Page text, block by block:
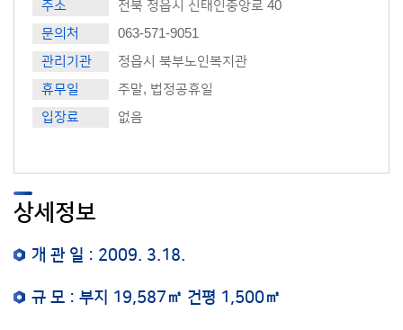
주소
전북 정읍시 신태인중앙로 40
문의처
063-571-9051
관리기관
정읍시 북부노인복지관
휴무일
주말, 법정공휴일
입장료
없음
상세정보
개 관 일 : 2009. 3.18.
규 모 : 부지 19,587㎡ 건평 1,500㎡